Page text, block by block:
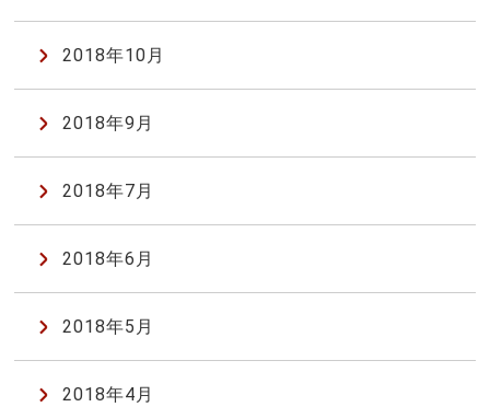
2018年10月
2018年9月
2018年7月
2018年6月
2018年5月
2018年4月